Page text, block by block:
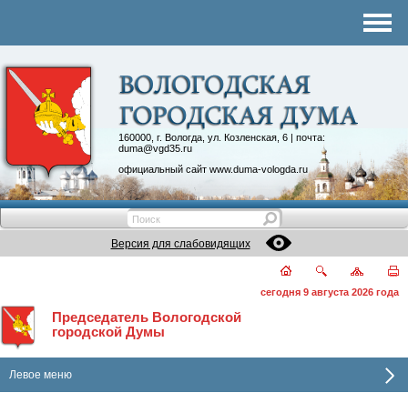
160000, г. Вологда, ул. Козленская, 6 | почта:
duma@vgd35.ru
официальный сайт www.duma-vologda.ru
Контакты
Депутатские объединения
Версия для слабовидящих
сегодня 9 августа 2026 года
Председатель Вологодской
городской Думы
Левое меню